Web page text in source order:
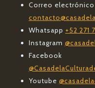
Correo electrónico
Whatsapp +52 271
Instagram
Facebook
Youtube